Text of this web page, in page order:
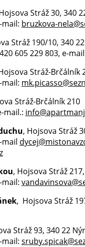
Stráž 30, 340
mail: bruzkova-
Stráž 190/10, 340
605 229 803, e-
Stráž-Brčálník
mail:
Stráž-Brčálník 210
mail.:
, Hojsova Stráž
mail
, Hojsova Stráž 217,
mail:
, Hojsova Stráž
Stráž 93, 340 22
mail: